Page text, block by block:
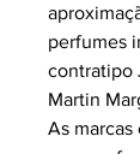
perfumes
contratipo
Martin
As marcas